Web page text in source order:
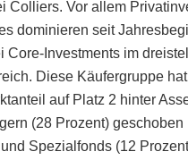
Colliers. Vor allem
dominieren seit
Core-Investments im
Diese Käufergruppe
auf Platz 2 hinter
(28 Prozent) geschoben
und Spezialfonds (12